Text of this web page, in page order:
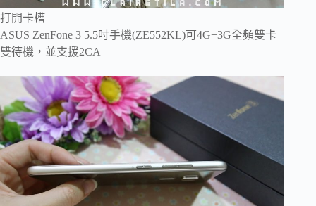
打開卡槽
ASUS ZenFone 3 5.5吋手機(ZE552KL)可4G+3G全頻雙卡
雙待機，並支援2CA